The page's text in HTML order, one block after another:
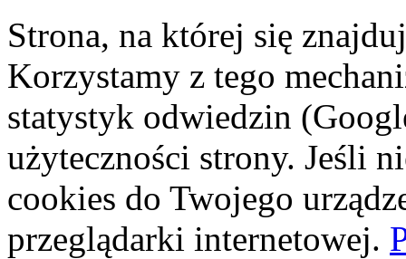
Strona, na której się
Korzystamy z tego
statystyk odwiedzin
użyteczności strony. Jeśli
cookies do Twojego
przeglądarki internetowej.